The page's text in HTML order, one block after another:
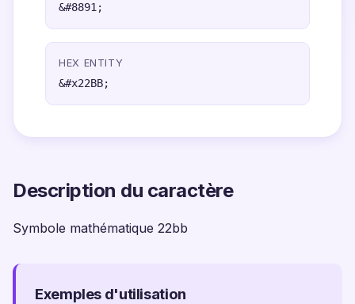
&#8891;
HEX ENTITY
&#x22BB;
Description du caractère
Symbole mathématique 22bb
Exemples d'utilisation